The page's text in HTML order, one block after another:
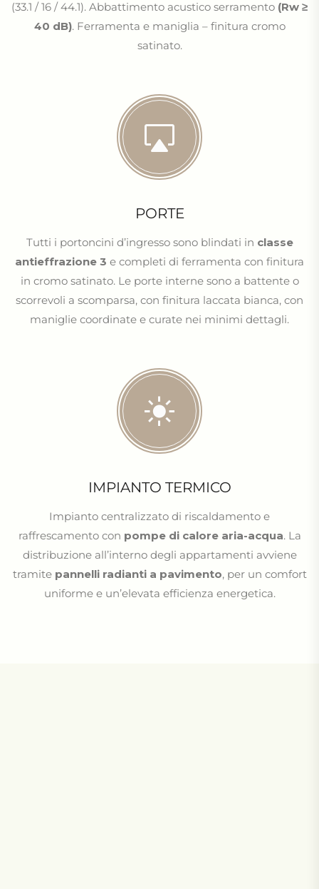
(33.1 / 16 / 44.1). Abbattimento acustico serramento (Rw ≥
40 dB). Ferramenta e maniglia – finitura cromo
satinato.
PORTE
Tutti i portoncini d’ingresso sono blindati in classe
antieffrazione 3 e completi di ferramenta con finitura
in cromo satinato. Le porte interne sono a battente o
scorrevoli a scomparsa, con finitura laccata bianca, con
maniglie coordinate e curate nei minimi dettagli.
IMPIANTO TERMICO
Impianto centralizzato di riscaldamento e
raffrescamento con pompe di calore aria-acqua. La
distribuzione all’interno degli appartamenti avviene
tramite pannelli radianti a pavimento, per un comfort
uniforme e un’elevata efficienza energetica.